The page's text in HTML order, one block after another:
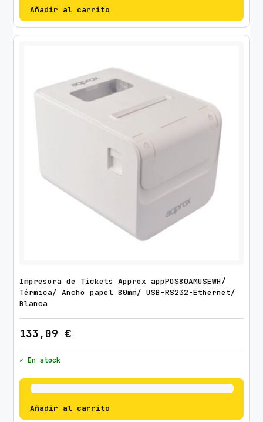
Añadir al carrito
Impresora de Tickets Approx appPOS80AMUSEWH/
Térmica/ Ancho papel 80mm/ USB-RS232-Ethernet/
Blanca
133,09 €
✓ En stock
Añadir al carrito